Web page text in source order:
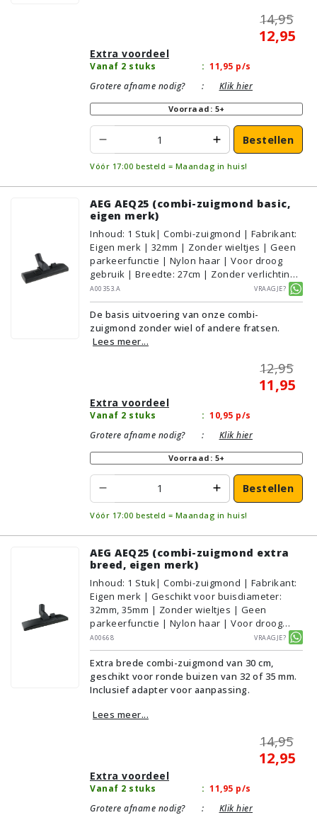
14,95
12,95
Extra voordeel
Vanaf 2 stuks : 11,95 p/s
Grotere afname nodig?
: Klik hier
Voorraad: 5+
Bestellen
Vóór 17:00 besteld = Maandag in huis!
AEG AEQ25 (combi-zuigmond basic,
eigen merk)
Inhoud: 1 Stuk| Combi-zuigmond | Fabrikant:
Eigen merk | 32mm | Zonder wieltjes | Geen
parkeerfunctie | Nylon haar | Voor droog
gebruik | Breedte: 27cm | Zonder verlichting |
Zonder kliksysteem | Zwart | Alternatief |
Geschikt voor vloertype: Plavuizen/Tegels,
Parket/Laminaat, PVC/Vinyl,
Tapijt/Vloerbedekking
A00353.A Vraagje?
De basis uitvoering van onze combi-
zuigmond zonder wiel of andere fratsen.
Lees meer...
12,95
11,95
Extra voordeel
Vanaf 2 stuks : 10,95 p/s
Grotere afname nodig?
: Klik hier
Voorraad: 5+
Bestellen
Vóór 17:00 besteld = Maandag in huis!
AEG AEQ25 (combi-zuigmond extra
breed, eigen merk)
Inhoud: 1 Stuk| Combi-zuigmond | Fabrikant:
Eigen merk | Geschikt voor buisdiameter:
32mm, 35mm | Zonder wieltjes | Geen
parkeerfunctie | Nylon haar | Voor droog
gebruik | Breedte: 30cm | Zonder verlichting |
Zonder kliksysteem | Zwart | Alternatief |
Geschikt voor vloertype: Plavuizen/Tegels,
Parket/Laminaat, PVC/Vinyl,
Tapijt/Vloerbedekking
A00668 Vraagje?
Extra brede combi-zuigmond van 30 cm,
geschikt voor ronde buizen van 32 of 35 mm.
Inclusief adapter voor aanpassing.
Lees meer...
14,95
12,95
Extra voordeel
Vanaf 2 stuks : 11,95 p/s
Grotere afname nodig?
: Klik hier